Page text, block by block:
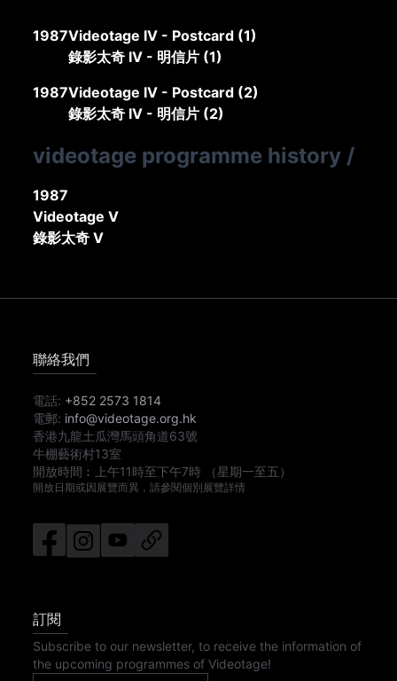
1987Videotage IV - Postcard (1)
錄影太奇 IV - 明信片 (1)
1987Videotage IV - Postcard (2)
錄影太奇 IV - 明信片 (2)
videotage programme history /
1987
Videotage V
錄影太奇 V
聯絡我們
電話: +852 2573 1814
電郵: info@videotage.org.hk
香港九龍土瓜灣馬頭角道63號
牛棚藝術村13室
開放時間︰
上午11時至下午7時 （星期一至五）
開放日期或因展覽而異，請參閱個別展覽詳情
訂閱
Subscribe to our newsletter, to receive the information of
the upcoming programmes of Videotage!